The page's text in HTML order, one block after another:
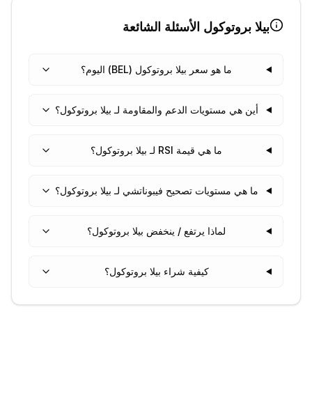
بيلا بروتوكول الأسئلة الشائعة
ما هو سعر بيلا بروتوكول (BEL) اليوم؟
أين هي مستويات الدعم والمقاومة لـ بيلا بروتوكول؟
ما هي قيمة RSI لـ بيلا بروتوكول؟
ما هي مستويات تصحيح فيبوناتشي لـ بيلا بروتوكول؟
لماذا يرتفع / ينخفض بيلا بروتوكول؟
كيفية شراء بيلا بروتوكول؟